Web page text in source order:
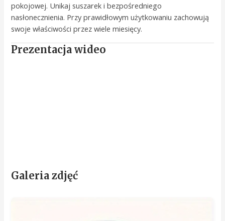
pokojowej. Unikaj suszarek i bezpośredniego
nasłonecznienia. Przy prawidłowym użytkowaniu zachowują
swoje właściwości przez wiele miesięcy.
Prezentacja wideo
Galeria zdjęć